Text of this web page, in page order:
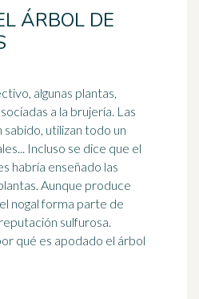
ÁRBOL DE
algunas plantas,
a la brujería. Las
sabido, utilizan todo un
Incluso se dice que el
habría enseñado las
Aunque produce
nogal forma parte de
sulfurosa.
qué es apodado el árbol